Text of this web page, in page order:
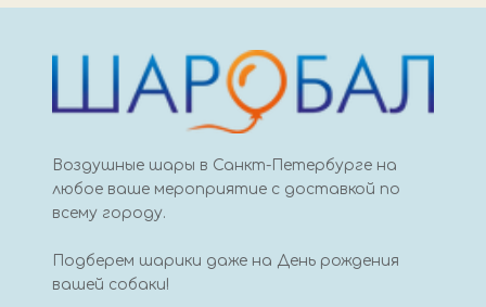
66
зеленый
Воздушные шары в Санкт-Петербурге на
любое ваше мероприятие с доставкой по
всему городу.
Подберем шарики даже на День рождения
вашей собаки!